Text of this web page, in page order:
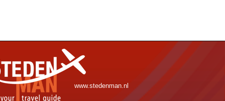
www.stedenman.nl